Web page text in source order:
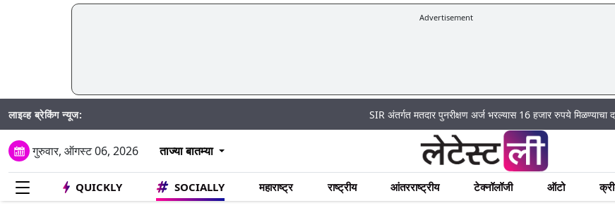
Advertisement
लाइव्ह ब्रेकिंग न्यूज: SIR अंतर्गत मतदार पुनरीक्षण अर्ज भरल्यास 16 हजार रुपये मिळण्याचा दावा पूर्णपणे
गुरुवार, ऑगस्ट 06, 2026 ताज्या बातम्या
QUICKLY SOCIALLY महाराष्ट्र राष्ट्रीय आंतरराष्ट्रीय टेक्नॉलॉजी ऑटो